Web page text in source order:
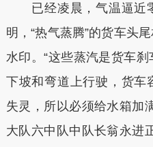
已经凌晨，气温逼近
明，“热气蒸腾”的货车头
水印。“这些蒸汽是货车
下坡和弯道上行驶，货车
失灵，所以必须给水箱加
大队六中队中队长翁永进